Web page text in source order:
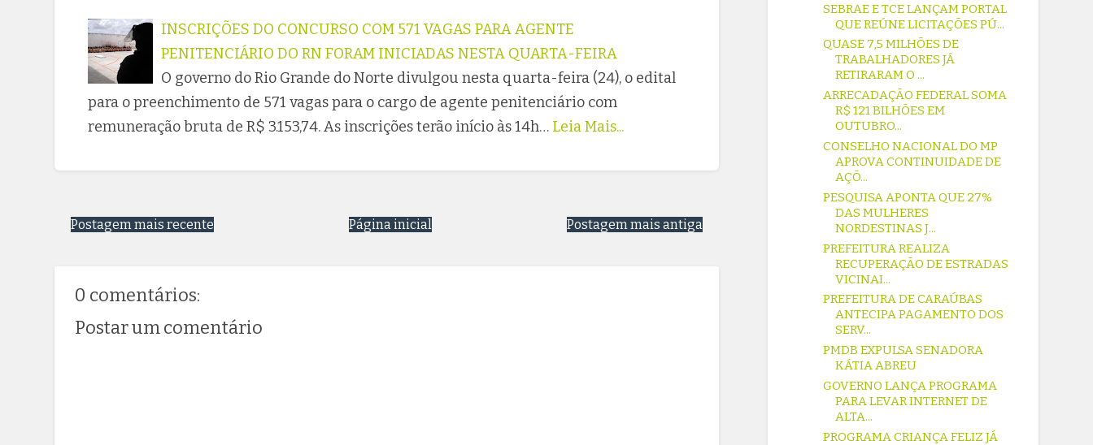
INSCRIÇÕES DO CONCURSO COM 571 VAGAS PARA AGENTE
PENITENCIÁRIO DO RN FORAM INICIADAS NESTA QUARTA-FEIRA
O governo do Rio Grande do Norte divulgou nesta quarta-feira (24), o edital
para o preenchimento de 571 vagas para o cargo de agente penitenciário com
remuneração bruta de R$ 3.153,74. As inscrições terão início às 14h… Leia Mais...
Postagem mais recente Postagem mais antiga
Página inicial
0 comentários:
Postar um comentário
SEBRAE E TCE LANÇAM PORTAL
QUE REÚNE LICITAÇÕES PÚ...
QUASE 7,5 MILHÕES DE
TRABALHADORES JÁ
RETIRARAM O ...
ARRECADAÇÃO FEDERAL SOMA
R$ 121 BILHÕES EM
OUTUBRO...
CONSELHO NACIONAL DO MP
APROVA CONTINUIDADE DE
AÇÕ...
PESQUISA APONTA QUE 27%
DAS MULHERES
NORDESTINAS J...
PREFEITURA REALIZA
RECUPERAÇÃO DE ESTRADAS
VICINAI...
PREFEITURA DE CARAÚBAS
ANTECIPA PAGAMENTO DOS
SERV...
PMDB EXPULSA SENADORA
KÁTIA ABREU
GOVERNO LANÇA PROGRAMA
PARA LEVAR INTERNET DE
ALTA...
PROGRAMA CRIANÇA FELIZ JÁ